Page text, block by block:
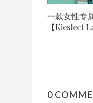
一款女性专
【Kieslect
0